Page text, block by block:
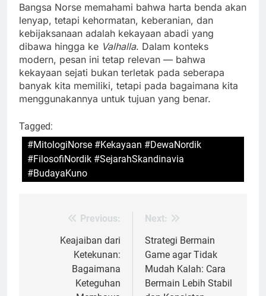
Bangsa Norse memahami bahwa harta benda akan
lenyap, tetapi kehormatan, keberanian, dan
kebijaksanaan adalah kekayaan abadi yang
dibawa hingga ke Valhalla. Dalam konteks
modern, pesan ini tetap relevan — bahwa
kekayaan sejati bukan terletak pada seberapa
banyak kita memiliki, tetapi pada bagaimana kita
menggunakannya untuk tujuan yang benar.
Tagged:
#MitologiNorse #Kekayaan #DewaNordik
#FilosofiNordik #SejarahSkandinavia
#BudayaKuno
navigation
Previous:
Keajaiban dari
Ketekunan:
Bagaimana
Keteguhan
Next:
Strategi Bermain
Game agar Tidak
Mudah Kalah: Cara
Bermain Lebih Stabil